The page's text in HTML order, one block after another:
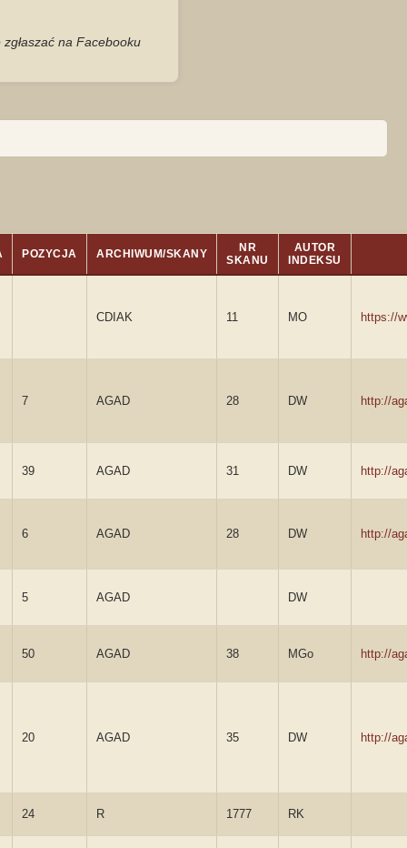
na Facebooku
POZYCJA ARCHIWUM/SKANY
NR
SKANU
AUTOR
INDEKSU
CDIAK 11 MO https://
7 AGAD 28 DW http://
39 AGAD 31 DW http://
6 AGAD 28 DW http://
5 AGAD DW
50 AGAD 38 MGo http://
20 AGAD 35 DW http://
24 R 1777 RK